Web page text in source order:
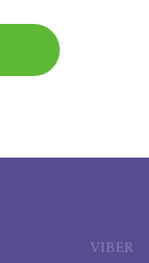
VIBER